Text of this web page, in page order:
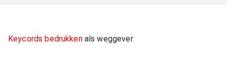
Keycords bedrukkenals weggever